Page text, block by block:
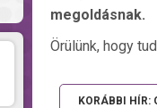
megoldásnak.
Örülünk, hogy
KORÁBBI HÍR: